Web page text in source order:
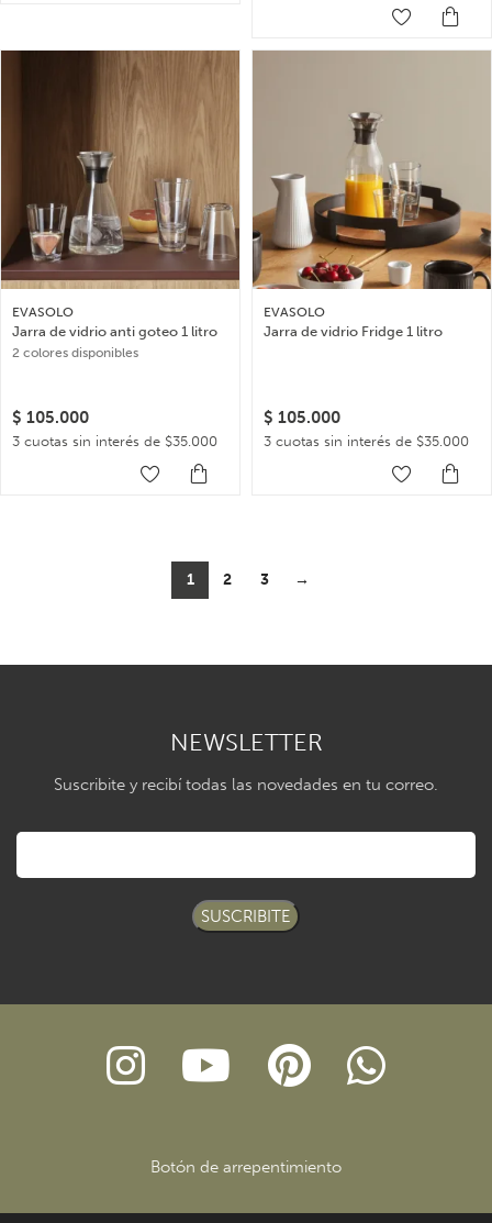
EVASOLO
Jarra de vidrio anti goteo 1 litro
2 colores disponibles
$ 105.000
3 cuotas sin interés de $35.000
EVASOLO
Jarra de vidrio Fridge 1 litro
$ 105.000
3 cuotas sin interés de $35.000
1 2 3 →
NEWSLETTER
Suscribite y recibí todas las novedades en tu correo.
SUSCRIBITE
Botón de arrepentimiento